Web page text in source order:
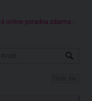
online poradna zdarma ›